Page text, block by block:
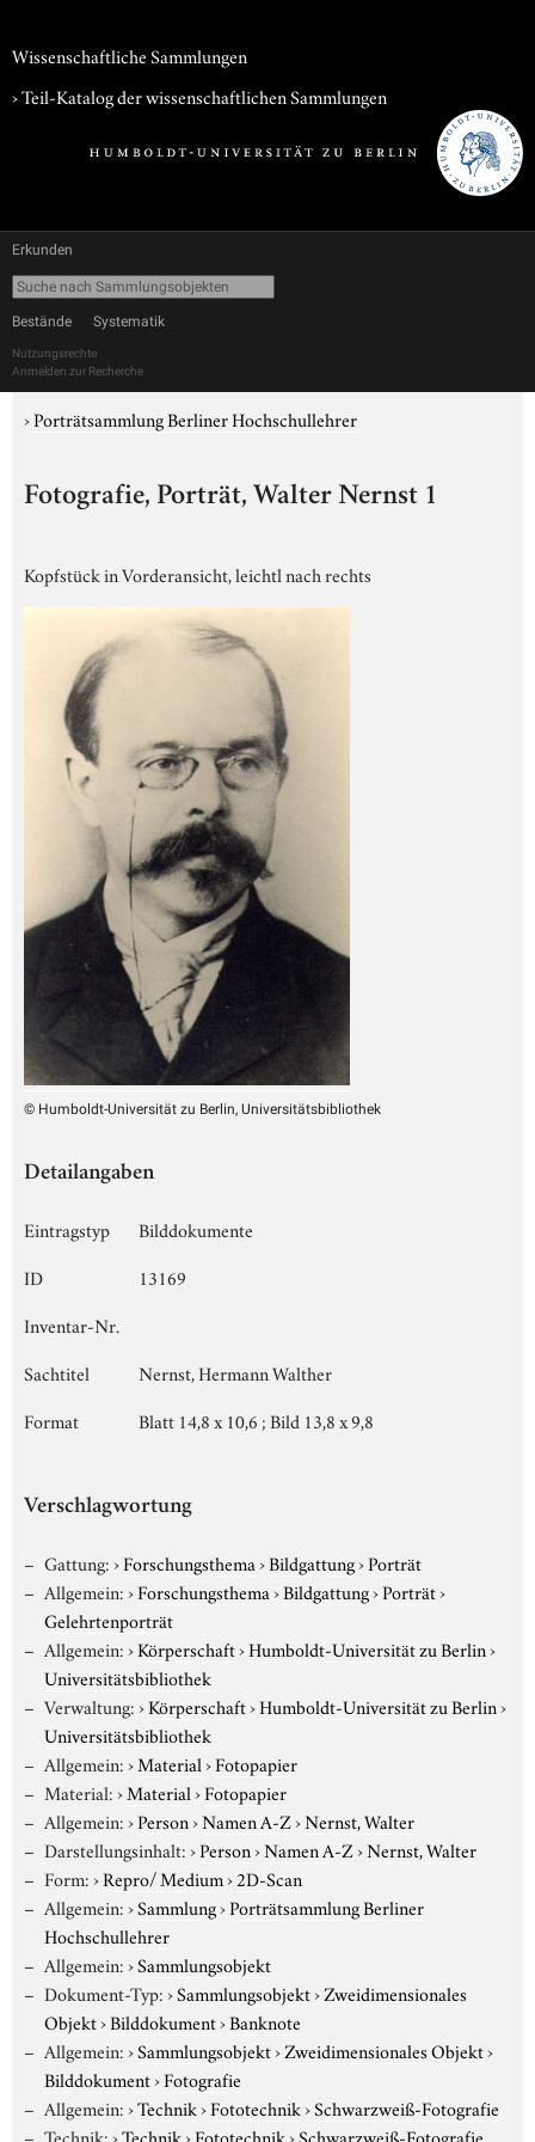
Wissenschaftliche Sammlungen
› Teil-Katalog der wissenschaftlichen Sammlungen
Erkunden
Bestände Systematik
Nutzungsrechte
Anmelden zur Recherche
›Porträtsammlung Berliner Hochschullehrer
Fotografie, Porträt, Walter Nernst 1
Kopfstück in Vorderansicht, leichtl nach rechts
© Humboldt-Universität zu Berlin, Universitätsbibliothek
Detailangaben
Eintragstyp
Bilddokumente
ID
13169
Inventar-Nr.
Sachtitel
Nernst, Hermann Walther
Format
Blatt 14,8 x 10,6 ; Bild 13,8 x 9,8
Verschlagwortung
Gattung:›Forschungsthema›Bildgattung›Porträt
Allgemein:›Forschungsthema›Bildgattung›Porträt›
Gelehrtenporträt
Allgemein:›Körperschaft›Humboldt-Universität zu Berlin›
Universitätsbibliothek
Verwaltung:›Körperschaft›Humboldt-Universität zu Berlin›
Universitätsbibliothek
Allgemein:›Material›Fotopapier
Material:›Material›Fotopapier
Allgemein:›Person›Namen A-Z›Nernst, Walter
Darstellungsinhalt:›Person›Namen A-Z›Nernst, Walter
Form:›Repro/ Medium›2D-Scan
Allgemein:›Sammlung›Porträtsammlung Berliner
Hochschullehrer
Allgemein:›Sammlungsobjekt
Dokument-Typ:›Sammlungsobjekt›Zweidimensionales
Objekt›Bilddokument›Banknote
Allgemein:›Sammlungsobjekt›Zweidimensionales Objekt›
Bilddokument›Fotografie
Allgemein:›Technik›Fototechnik›Schwarzweiß-Fotografie
Technik:›Technik›Fototechnik›Schwarzweiß-Fotografie